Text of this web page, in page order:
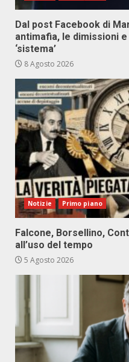
Dal post Facebook di
antimafia, le dimissioni
‘sistema’
8 Agosto 2026
Notizie Primo piano
Falcone, Borsellino,
all’uso del tempo
5 Agosto 2026